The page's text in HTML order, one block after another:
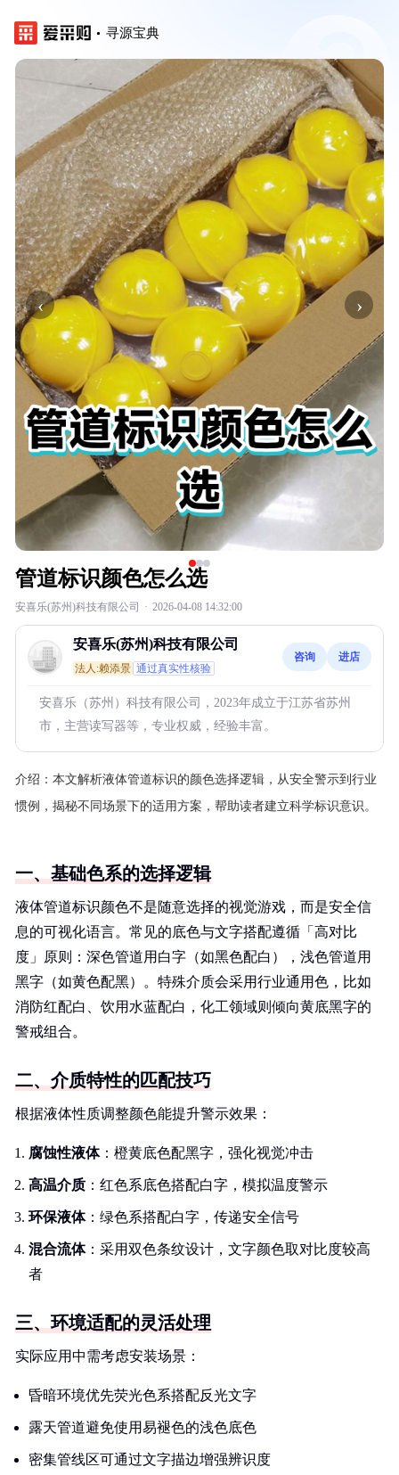
寻源宝典
‹ ›
管道标识颜色怎么选
安喜乐(苏州)科技有限公司 · 2026-04-08 14:32:00
安喜乐(苏州)科技有限公司
法人:赖添景 通过真实性核验
咨询 进店
安喜乐（苏州）科技有限公司，2023年成立于江苏省苏州
市，主营读写器等，专业权威，经验丰富。
介绍： 本文解析液体管道标识的颜色选择逻辑，从安全警示到行业
惯例，揭秘不同场景下的适用方案，帮助读者建立科学标识意识。
一、基础色系的选择逻辑
液体管道标识颜色不是随意选择的视觉游戏，而是安全信
息的可视化语言。常见的底色与文字搭配遵循「高对比
度」原则：深色管道用白字（如黑色配白），浅色管道用
黑字（如黄色配黑）。特殊介质会采用行业通用色，比如
消防红配白、饮用水蓝配白，化工领域则倾向黄底黑字的
警戒组合。
二、介质特性的匹配技巧
根据液体性质调整颜色能提升警示效果：
腐蚀性液体：橙黄底色配黑字，强化视觉冲击
高温介质 ：红色系底色搭配白字，模拟温度警示
环保液体：绿色系搭配白字，传递安全信号
混合流体：采用双色条纹设计，文字颜色取对比度较高
者
三、环境适配的灵活处理
实际应用中需考虑安装场景：
昏暗环境优先荧光色系搭配反光文字
露天管道避免使用易褪色的浅色底色
密集管线区可通过文字描边增强辨识度